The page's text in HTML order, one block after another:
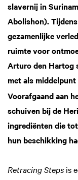
slavernij in
Abolishon).
gezamenlijke
ruimte voor
Arturo den Hartog
met als middelpunt
Voorafgaand aan
schuiven bij de
ingrediënten die
hun beschikking
Retracing Steps is